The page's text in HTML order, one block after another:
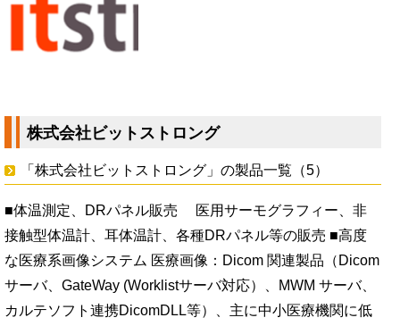
株式会社ビットストロング
「株式会社ビットストロング」の製品一覧（5）
■体温測定、DRパネル販売 医用サーモグラフィー、非
接触型体温計、耳体温計、各種DRパネル等の販売 ■高度
な医療系画像システム 医療画像：Dicom 関連製品（Dicom
サーバ、GateWay (Worklistサーバ対応）、MWM サーバ、
カルテソフト連携DicomDLL等）、主に中小医療機関に低